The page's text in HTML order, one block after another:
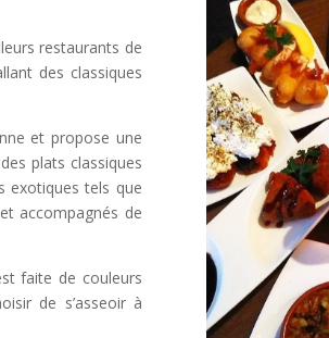
restaurants de
des classiques
et propose une
plats classiques
exotiques tels que
accompagnés de
faite de couleurs
de s’asseoir à